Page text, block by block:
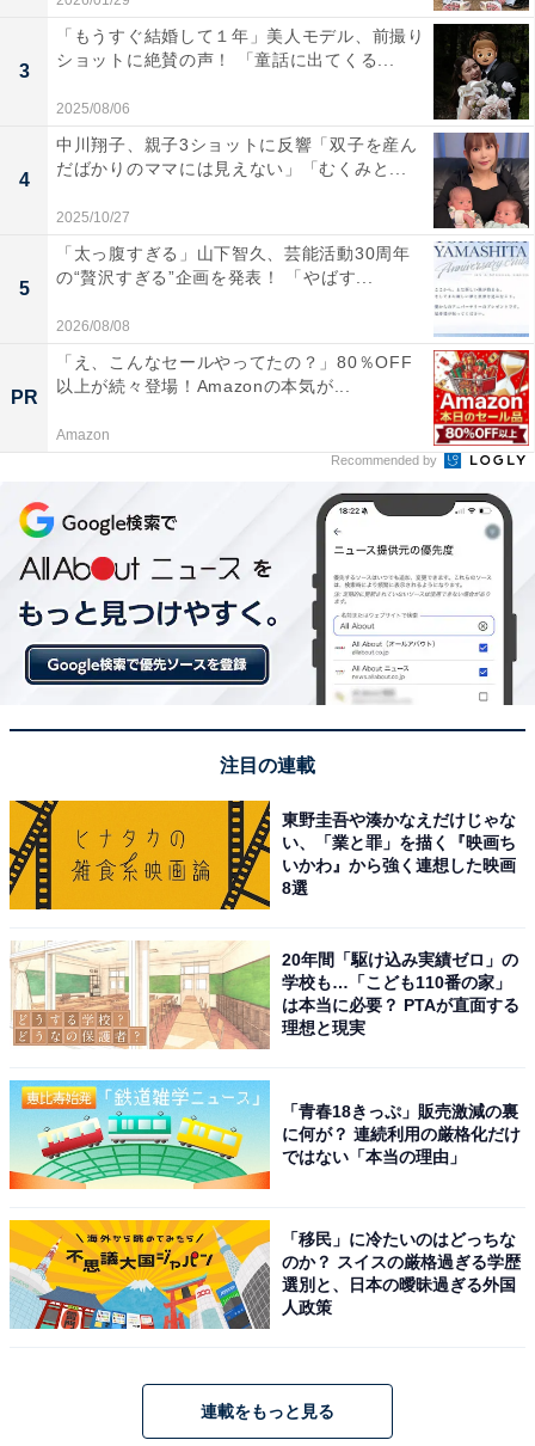
3
「もうすぐ結婚して１年」美人モデル、前撮り
ショットに絶賛の声！ 「童話に出てくる...
2025/08/06
4
中川翔子、親子3ショットに反響「双子を産ん
だばかりのママには見えない」「むくみと...
2025/10/27
5
「太っ腹すぎる」山下智久、芸能活動30周年
の“贅沢すぎる”企画を発表！ 「やばす...
2026/08/08
PR
「え、こんなセールやってたの？」80％OFF
以上が続々登場！Amazonの本気が...
Amazon
Recommended by
注目の連載
東野圭吾や湊かなえだけじゃな
い、「業と罪」を描く『映画ち
いかわ』から強く連想した映画
8選
20年間「駆け込み実績ゼロ」の
学校も…「こども110番の家」
は本当に必要？ PTAが直面する
理想と現実
「青春18きっぷ」販売激減の裏
に何が？ 連続利用の厳格化だけ
ではない「本当の理由」
「移民」に冷たいのはどっちな
のか？ スイスの厳格過ぎる学歴
選別と、日本の曖昧過ぎる外国
人政策
連載をもっと見る